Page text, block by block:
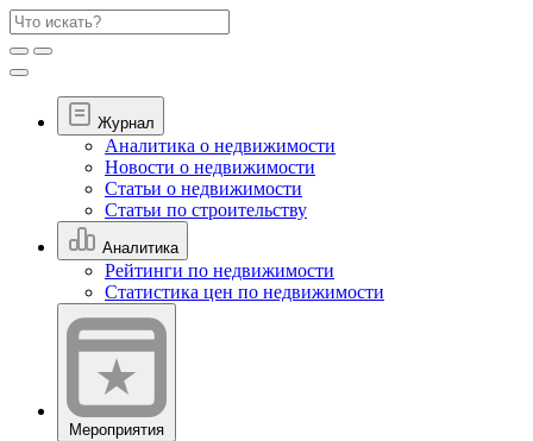
Журнал
Аналитика о недвижимости
Новости о недвижимости
Статьи о недвижимости
Статьи по строительству
Аналитика
Рейтинги по недвижимости
Статистика цен по недвижимости
Мероприятия